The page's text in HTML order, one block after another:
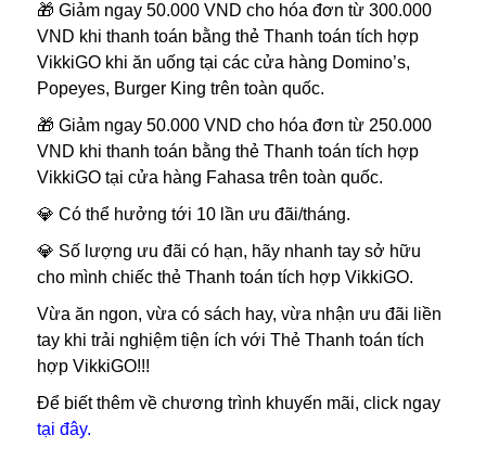
🎁 Giảm ngay 50.000 VND cho hóa đơn từ 300.000
VND khi thanh toán bằng thẻ Thanh toán tích hợp
VikkiGO khi ăn uống tại các cửa hàng Domino’s,
Popeyes, Burger King trên toàn quốc.
🎁 Giảm ngay 50.000 VND cho hóa đơn từ 250.000
VND khi thanh toán bằng thẻ Thanh toán tích hợp
VikkiGO tại cửa hàng Fahasa trên toàn quốc.
💎 Có thể hưởng tới 10 lần ưu đãi/tháng.
💎 Số lượng ưu đãi có hạn, hãy nhanh tay sở hữu
cho mình chiếc thẻ Thanh toán tích hợp VikkiGO.
Vừa ăn ngon, vừa có sách hay, vừa nhận ưu đãi liền
tay khi trải nghiệm tiện ích với Thẻ Thanh toán tích
hợp VikkiGO!!!
Để biết thêm về chương trình khuyến mãi, click ngay
tại đây.